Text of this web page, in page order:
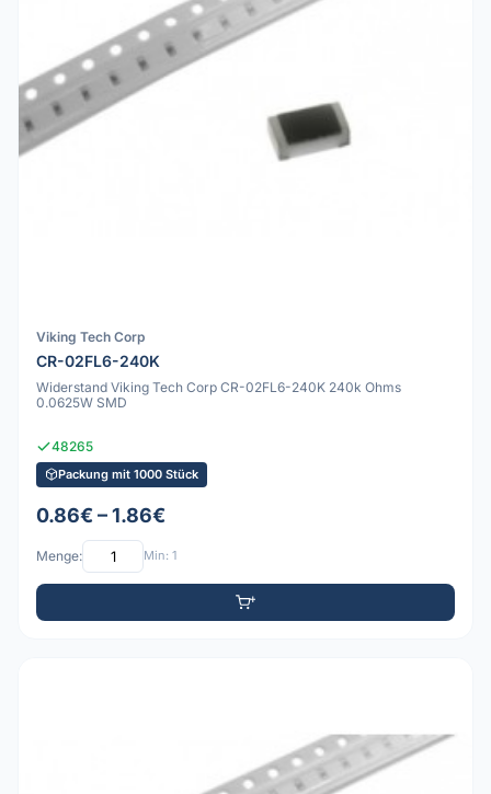
Viking Tech Corp
CR-02FL6-240K
Widerstand Viking Tech Corp CR-02FL6-240K 240k Ohms
0.0625W SMD
48265
Packung mit 1000 Stück
0.86€ – 1.86€
Menge: Min: 1